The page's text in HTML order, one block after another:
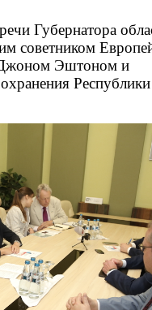
Губернатора
советником
Эштоном и
Республики